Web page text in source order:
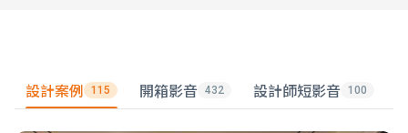
設計案例 115 開箱影音 432 設計師短影音 100